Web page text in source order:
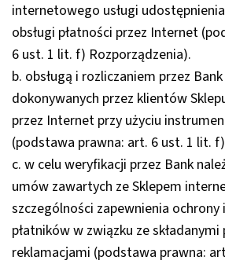
internetowego usługi
obsługi płatności przez Internet
6 ust. 1 lit. f) Rozporządzenia).
b. obsługą i rozliczaniem przez
dokonywanych przez klientów
przez Internet przy użyciu
(podstawa prawna: art. 6 ust. 1 lit.
c. w celu weryfikacji przez Bank
umów zawartych ze Sklepem
szczególności zapewnienia
płatników w związku ze składanymi
reklamacjami (podstawa prawna: